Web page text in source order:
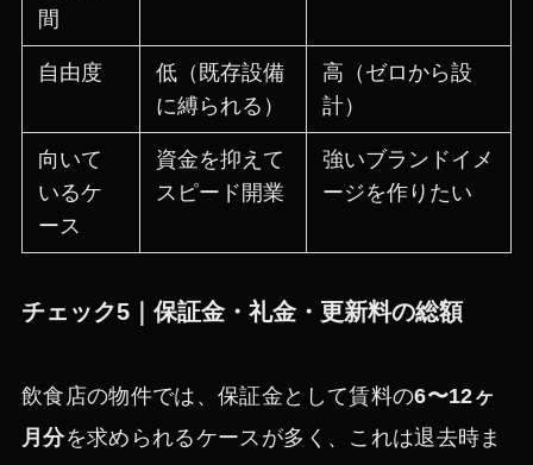
間
自由度
低（既存設備
に縛られる）
高（ゼロから設
計）
向いて
いるケ
ース
資金を抑えて
スピード開業
強いブランドイメ
ージを作りたい
チェック5｜保証金・礼金・更新料の総額
飲食店の物件では、保証金として賃料の6〜12ヶ
月分を求められるケースが多く、これは退去時ま